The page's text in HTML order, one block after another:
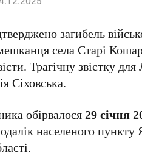
загибель
села Старі
Трагічну звістку
Сіховська.
обірвалося29 січня
населеного